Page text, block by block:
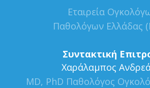
Εταιρεία
Παθολόγων Ελλάδας
Συντακτική
Xαράλαμπος
MD, PhD Παθολόγος